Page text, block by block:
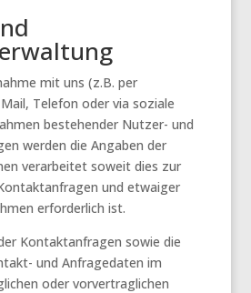
mit uns (z.B. per
Telefon oder via soziale
bestehender Nutzer- und
werden die Angaben der
verarbeitet soweit dies zur
und etwaiger
erforderlich ist.
Kontaktanfragen sowie die
und Anfragedaten im
oder vorvertraglichen